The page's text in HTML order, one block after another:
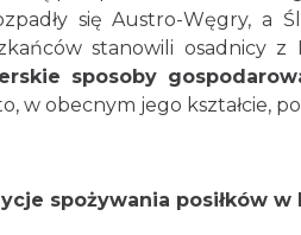
się Austro-Węgry, a
stanowili osadnicy z
sposoby
w obecnym jego kształcie,
spożywania posiłków